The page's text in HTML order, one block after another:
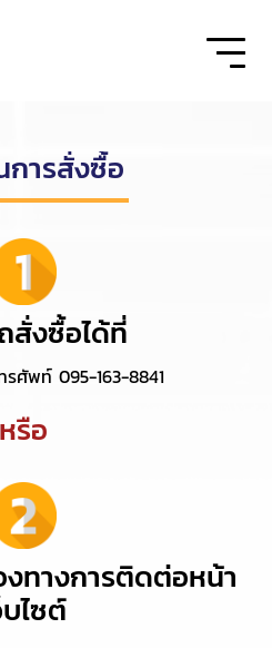
ารสั่งซื้อ
สั่งซื้อได้ที่
รศัพท์ 095-163-8841
หรือ
ทางการติดต่อหน้า
บไซต์